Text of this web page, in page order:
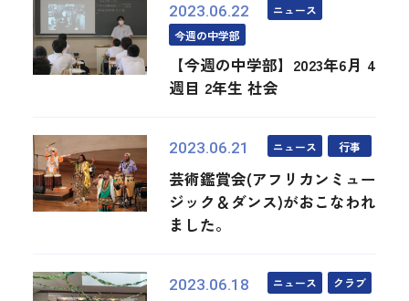
2023.06.22
ニュース
今週の中学部
【今週の中学部】2023年6月 4
週目 2年生 社会
2023.06.21 ニュース 行事
芸術鑑賞会(アフリカンミュー
ジック＆ダンス)がおこなわれ
ました。
2023.06.18 ニュース クラブ